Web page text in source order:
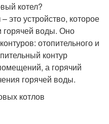
котел?
это устройство, которое
горячей воды. Оно
отопительного и
контур
а горячий
горячей воды.
котлов